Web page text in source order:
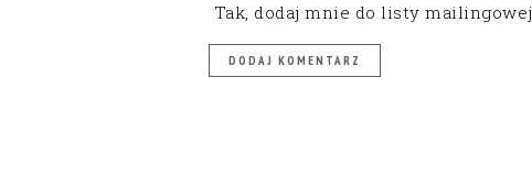
Tak, dodaj mnie do listy mailingowej